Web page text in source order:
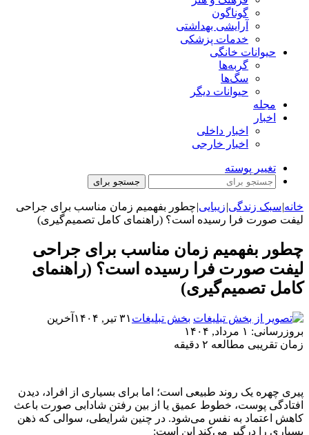
گوناگون
آرایشی بهداشتی
خدمات پزشکی
حیوانات خانگی
گربه‌ها
سگ‌ها
حیوانات دیگر
مجله
اخبار
اخبار داخلی
اخبار خارجی
تغییر پوسته
جستجو برای
خانه|سبک زندگی|زیبایی|چطور بفهمیم زمان مناسب برای جراحی
لیفت صورت فرا رسیده است؟ (راهنمای کامل تصمیم‌گیری)
چطور بفهمیم زمان مناسب برای جراحی
لیفت صورت فرا رسیده است؟ (راهنمای
کامل تصمیم‌گیری)
بخش تبلیغات ۳۱ تیر, ۱۴۰۴
آخرین
بروزرسانی: ۱ مرداد, ۱۴۰۴
زمان تقریبی مطالعه ۲ دقیقه
پیری چهره یک روند طبیعی‌ است؛ اما برای بسیاری از افراد، دیدن
افتادگی پوست، خطوط عمیق یا از بین رفتن شادابی صورت باعث
کاهش اعتماد به نفس می‌شود. در چنین شرایطی، سوالی که ذهن
بسیاری را درگیر می‌کند این است: